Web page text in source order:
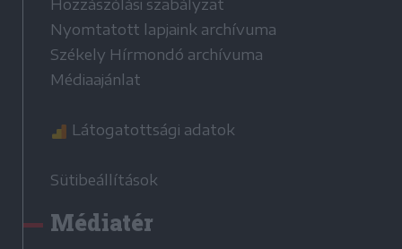
Hozzászólási szabályzat
Nyomtatott lapjaink archívuma
Székely Hírmondó archívuma
Médiaajánlat
Látogatottsági adatok
Sütibeállítások
Médiatér